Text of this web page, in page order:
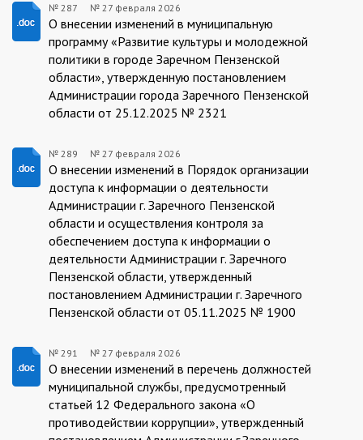
27.02.2026/287
№ 287 № 27 февраля 2026
О внесении изменений в муниципальную
программу «Развитие культуры и молодежной
политики в городе Заречном Пензенской
области», утвержденную постановлением
Администрации города Заречного Пензенской
области от 25.12.2025 № 2321
27.02.2026/289
№ 289 № 27 февраля 2026
О внесении изменений в Порядок организации
доступа к информации о деятельности
Администрации г. Заречного Пензенской
области и осуществления контроля за
обеспечением доступа к информации о
деятельности Администрации г. Заречного
Пензенской области, утвержденный
постановлением Администрации г. Заречного
Пензенской области от 05.11.2025 № 1900
27.02.2026/291
№ 291 № 27 февраля 2026
О внесении изменений в перечень должностей
муниципальной службы, предусмотренный
статьей 12 Федерального закона «О
противодействии коррупции», утвержденный